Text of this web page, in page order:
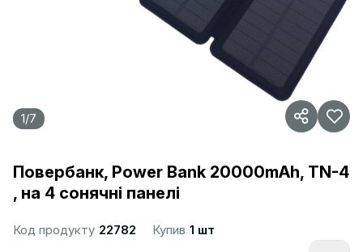
1/7
Повербанк, Power Bank 20000mAh, TN-4
, на 4 сонячні панелі
Код продукту 22782 Купив 1 шт